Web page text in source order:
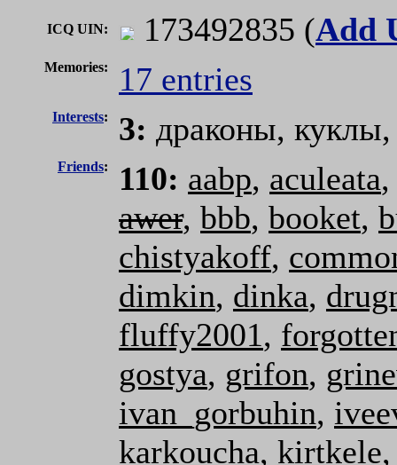
ICQ UIN: 173492835 (Add
Memories: 17 entries
Interests: 3: драконы, куклы,
Friends: 110: aabp, aculeata
awer, bbb, booket,
chistyakoff,
dimkin, dinka,
fluffy2001,
gostya, grifon,
ivan_gorbuhin,
karkoucha, kirtkele